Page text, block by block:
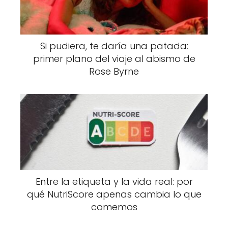
Si pudiera, te daría una patada:
primer plano del viaje al abismo de
Rose Byrne
Entre la etiqueta y la vida real: por
qué NutriScore apenas cambia lo que
comemos